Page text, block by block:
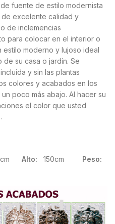
fuente de estilo modernista
excelente calidad y
de inclemencias
para colocar en el interior o
moderno y lujoso ideal
su casa o jardín. Se
y sin las plantas
colores y acabados en los
poco más abajo. Al hacer su
el color que usted
Alto: 150cm
Peso: